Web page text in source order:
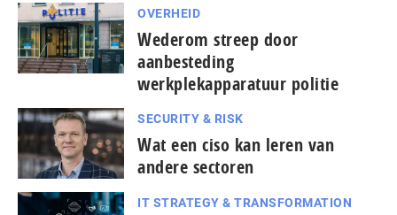
OVERHEID
Wederom streep door
aanbesteding
werkplekapparatuur politie
SECURITY & RISK
Wat een ciso kan leren van
andere sectoren
IT STRATEGY & TRANSFORMATION